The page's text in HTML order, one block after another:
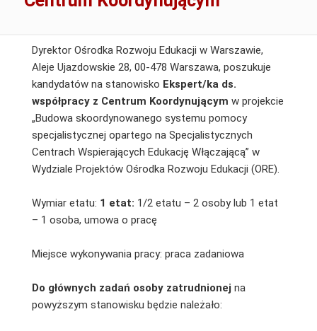
Dyrektor Ośrodka Rozwoju Edukacji w Warszawie,
Aleje Ujazdowskie 28, 00-478 Warszawa, poszukuje
kandydatów na stanowisko Ekspert/ka ds.
współpracy z Centrum Koordynującym w projekcie
„Budowa skoordynowanego systemu pomocy
specjalistycznej opartego na Specjalistycznych
Centrach Wspierających Edukację Włączającą” w
Wydziale Projektów Ośrodka Rozwoju Edukacji (ORE).
Wymiar etatu: 1 etat: 1/2 etatu – 2 osoby lub 1 etat
– 1 osoba, umowa o pracę
Miejsce wykonywania pracy: praca zadaniowa
Do głównych zadań osoby zatrudnionej na
powyższym stanowisku będzie należało: